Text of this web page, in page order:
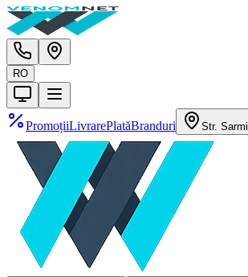
RO
PromoțiiLivrarePlatăBranduri Str.